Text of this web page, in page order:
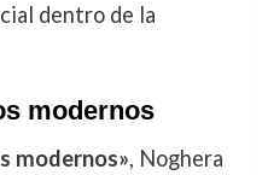
dentro de la
modernos
modernos», Noghera